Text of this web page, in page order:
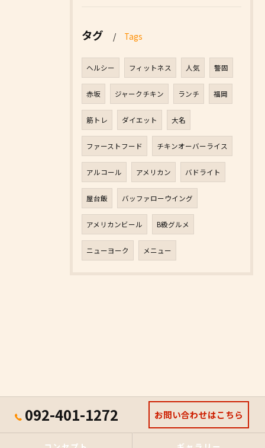
タグ Tags
ヘルシー フィットネス 人気 警固
赤坂 ジャークチキン ランチ 福岡
筋トレ ダイエット 大名
ファーストフード チキンオーバーライス
アルコール アメリカン バドライト
屋台飯 バッファローウイング
アメリカンビール B級グルメ
ニューヨーク メニュー
092-401-1272 お問い合わせはこちら